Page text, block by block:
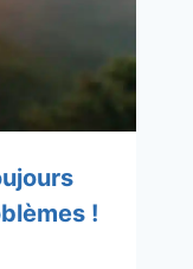
!